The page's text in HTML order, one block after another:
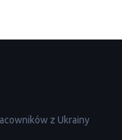
z Ukrainy